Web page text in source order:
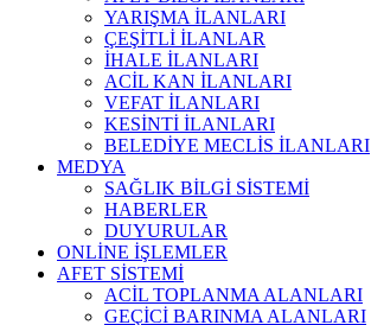
YARIŞMA İLANLARI
ÇEŞİTLİ İLANLAR
İHALE İLANLARI
ACİL KAN İLANLARI
VEFAT İLANLARI
KESİNTİ İLANLARI
BELEDİYE MECLİS İLANLARI
MEDYA
SAĞLIK BİLGİ SİSTEMİ
HABERLER
DUYURULAR
ONLİNE İŞLEMLER
AFET SİSTEMİ
ACİL TOPLANMA ALANLARI
GEÇİCİ BARINMA ALANLARI